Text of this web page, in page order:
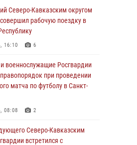
12:54
спас росгвардеец в
летних лагерей посетили
центр Росгвардии (видео)
12:20
– герой выпуска «Легенды
Маршалом»
Северо-Кавказским округом
рабочую поездку в
16:10 6
военнослужащие Росгвардии
при проведении
матча по футболу в Санкт-
08:08 2
Северо-Кавказским
встретился с